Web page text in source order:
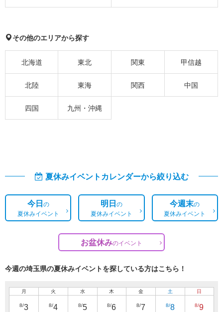
その他のエリアから探す
北海道 東北 関東 甲信越
北陸 東海 関西 中国
四国 九州・沖縄
夏休みイベントカレンダーから絞り込む
今日の
夏休みイベント
明日の
夏休みイベント
今週末の
夏休みイベント
お盆休みのイベント
今週の埼玉県の夏休みイベントを探している方はこちら！
月
8/3
火
8/4
水
8/5
木
8/6
金
8/7
土
8/8
日
8/9